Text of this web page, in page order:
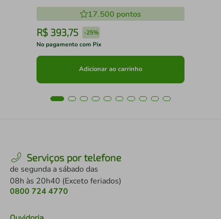
17.500 pontos
R$ 393,75 -25%
No pagamento com Pix
Adicionar ao carrinho
Serviços por telefone
de segunda a sábado das
08h às 20h40 (Exceto feriados)
0800 724 4770